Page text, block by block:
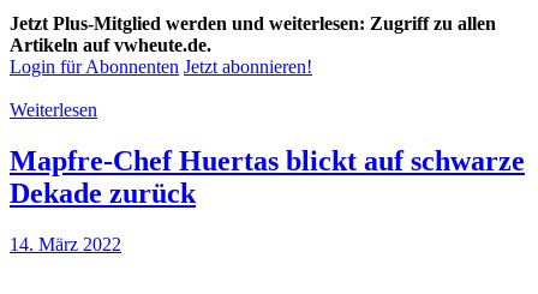
Jetzt Plus-Mitglied werden und weiterlesen: Zugriff zu allen
Artikeln auf vwheute.de.
Login für Abonnenten Jetzt abonnieren!
Weiterlesen
Mapfre-Chef Huertas blickt auf schwarze
Dekade zurück
14. März 2022